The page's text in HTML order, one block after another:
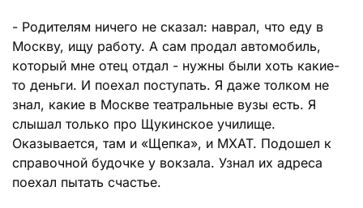
- Родителям ничего не сказал: наврал, что еду в
Москву, ищу работу. А сам продал автомобиль,
который мне отец отдал - нужны были хоть какие-
то деньги. И поехал поступать. Я даже толком не
знал, какие в Москве театральные вузы есть. Я
слышал только про Щукинское училище.
Оказывается, там и «Щепка», и МХАТ. Подошел к
справочной будочке у вокзала. Узнал их адреса
поехал пытать счастье.